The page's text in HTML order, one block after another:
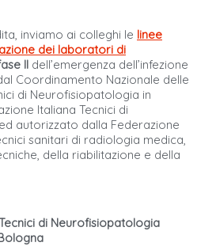
inviamo ai colleghi le linee
dei laboratori di
II dell’emergenza dell’infezione
Coordinamento Nazionale delle
di Neurofisiopatologia in
Italiana Tecnici di
autorizzato dalla Federazione
sanitari di radiologia medica,
della riabilitazione e della
di Neurofisiopatologia